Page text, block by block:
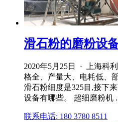
滑石粉的磨粉设
2020年5月25日 · 上海科
格全、产量大、电耗低、
滑石粉细度是325目,接下
设备有哪些。 超细磨粉机 .
联系电话: 180 3780 8511